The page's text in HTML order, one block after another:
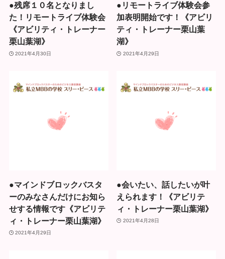
●残席１０名となりまし
た！リモートライブ体験会
《アビリティ・トレーナー
栗山葉湖》
2021年4月30日
●リモートライブ体験会参
加表明開始です！《アビリ
ティ・トレーナー栗山葉
湖》
2021年4月29日
●マインドブロックバスタ
ーのみなさんだけにお知ら
せする情報です《アビリテ
ィ・トレーナー栗山葉湖》
2021年4月29日
●会いたい、話したいが叶
えられます！《アビリテ
ィ・トレーナー栗山葉湖》
2021年4月28日